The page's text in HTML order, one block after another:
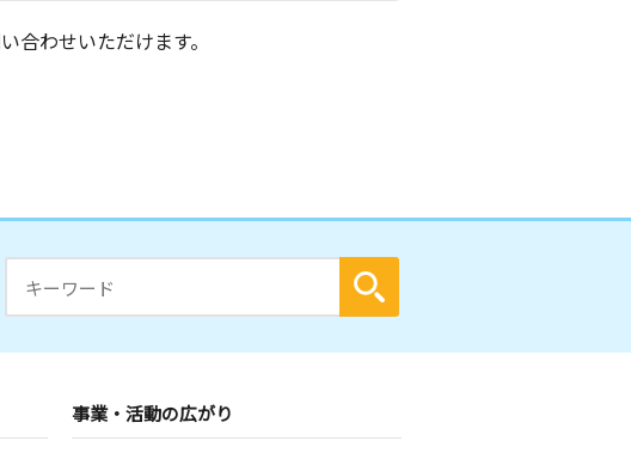
合わせいただけます。
事業・活動の広がり